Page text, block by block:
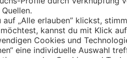
Markt